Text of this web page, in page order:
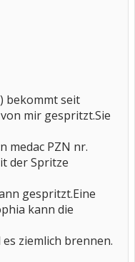
bekommt seit
mir gespritzt.Sie
medac PZN nr.
der Spritze
gespritzt.Eine
kann die
ziemlich brennen.